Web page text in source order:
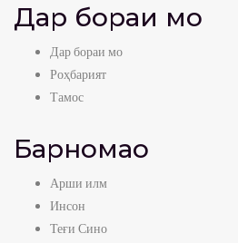
Дар бораи мо
Дар бораи мо
Роҳбарият
Тамос
Барномаҳо
Арши илм
Инсон
Теғи Сино